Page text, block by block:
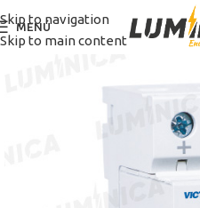
Skip to navigation
Skip to main content
MENÚ